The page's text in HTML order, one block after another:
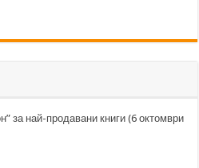
за най-продавани книги (6 октомври